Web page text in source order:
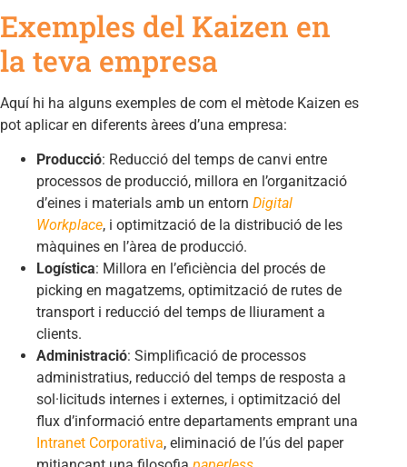
Exemples del Kaizen en
la teva empresa
Aquí hi ha alguns exemples de com el mètode Kaizen es
pot aplicar en diferents àrees d’una empresa:
Producció: Reducció del temps de canvi entre
processos de producció, millora en l’organització
d’eines i materials amb un entorn Digital
Workplace, i optimització de la distribució de les
màquines en l’àrea de producció.
Logística: Millora en l’eficiència del procés de
picking en magatzems, optimització de rutes de
transport i reducció del temps de lliurament a
clients.
Administració: Simplificació de processos
administratius, reducció del temps de resposta a
sol·licituds internes i externes, i optimització del
flux d’informació entre departaments emprant una
Intranet Corporativa, eliminació de l’ús del paper